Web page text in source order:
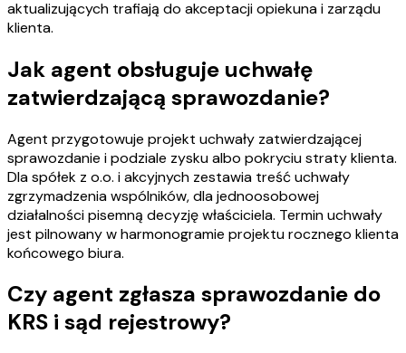
aktualizujących trafiają do akceptacji opiekuna i zarządu
klienta.
Jak agent obsługuje uchwałę
zatwierdzającą sprawozdanie?
Agent przygotowuje projekt uchwały zatwierdzającej
sprawozdanie i podziale zysku albo pokryciu straty klienta.
Dla spółek z o.o. i akcyjnych zestawia treść uchwały
zgrzymadzenia wspólników, dla jednoosobowej
działalności pisemną decyzję właściciela. Termin uchwały
jest pilnowany w harmonogramie projektu rocznego klienta
końcowego biura.
Czy agent zgłasza sprawozdanie do
KRS i sąd rejestrowy?